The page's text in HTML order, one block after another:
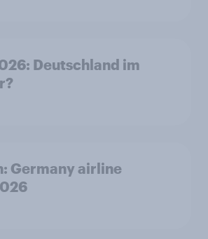
Deutschland im
Germany airline